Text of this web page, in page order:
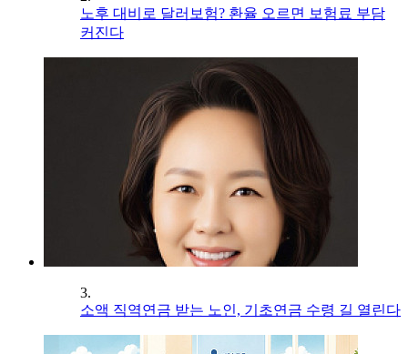
노후 대비로 달러보험? 환율 오르면 보험료 부담
커진다
3.
소액 직역연금 받는 노인, 기초연금 수령 길 열린다